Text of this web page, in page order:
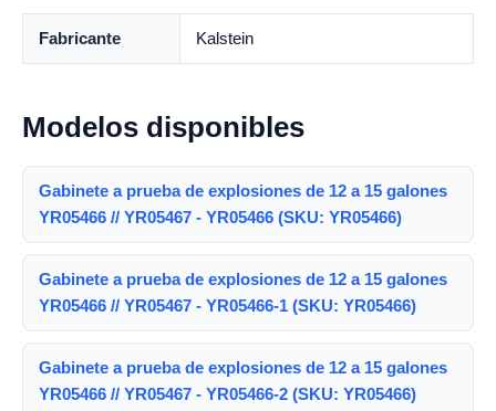
Fabricante Kalstein
Modelos disponibles
Gabinete a prueba de explosiones de 12 a 15 galones
YR05466 // YR05467 - YR05466 (SKU: YR05466)
Gabinete a prueba de explosiones de 12 a 15 galones
YR05466 // YR05467 - YR05466-1 (SKU: YR05466)
Gabinete a prueba de explosiones de 12 a 15 galones
YR05466 // YR05467 - YR05466-2 (SKU: YR05466)